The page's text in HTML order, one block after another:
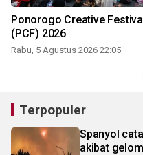
Ponorogo Creative
(PCF) 2026
Rabu, 5 Agustus 2026 22:05
Terpopuler
Spanyol
akibat